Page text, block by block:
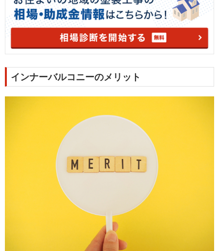
インナーバルコニーのメリット